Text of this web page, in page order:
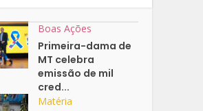
Boas Ações
Primeira-dama de
MT celebra
emissão de mil
cred...
Matéria